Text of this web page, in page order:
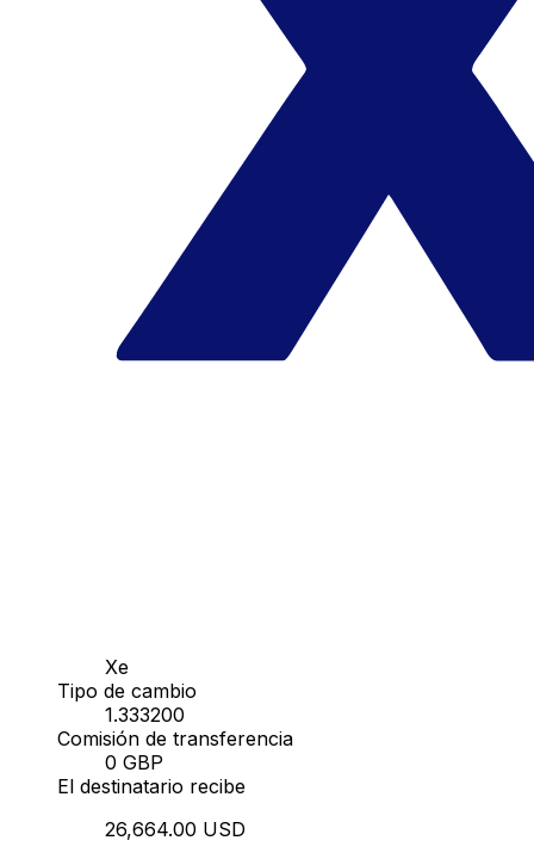
Xe
Tipo de cambio
1.333200
Comisión de transferencia
0 GBP
El destinatario recibe
26,664.00 USD